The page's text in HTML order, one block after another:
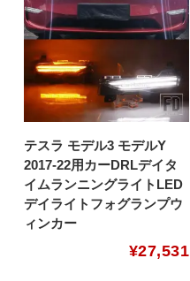
テスラ モデル3 モデルY
2017-22用カーDRLデイタ
イムランニングライトLED
デイライトフォグランプウ
ィンカー
¥27,531